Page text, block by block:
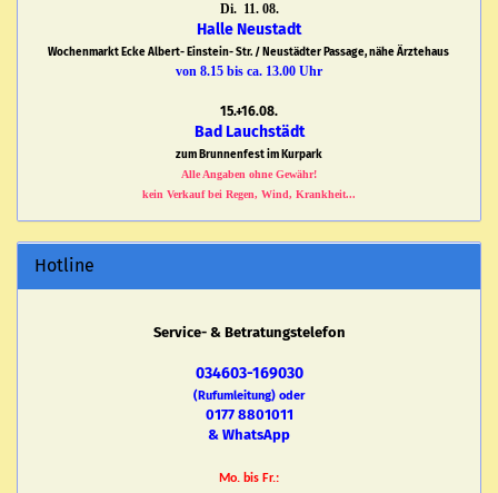
Di. 11. 08.
Halle Neustadt
Wochenmarkt Ecke Albert- Einstein- Str. / Neustädter Passage, nähe Ärztehaus
von 8.15 bis ca. 13.00 Uhr
15.+16.08.
Bad Lauchstädt
zum Brunnenfest im Kurpark
Alle Angaben ohne Gewähr!
kein Verkauf bei Regen, Wind, Krankheit...
Hotline
Service- & Betratungstelefon
034603-169030
(Rufumleitung) oder
0177 8801011
& WhatsApp
Mo. bis Fr.: